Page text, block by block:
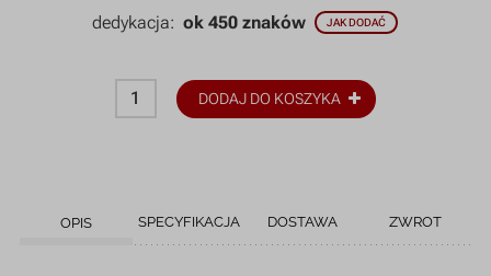
dedykacja:ok 450 znaków JAK DODAĆ
DODAJ DO KOSZYKA
OPIS SPECYFIKACJA DOSTAWA ZWROT